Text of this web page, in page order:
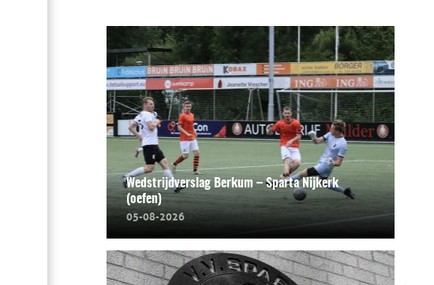
Wedstrijdverslag Berkum – Sparta Nijkerk
(oefen)
05-08-2026